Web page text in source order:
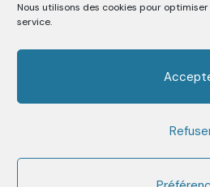
Nous utilisons des cookies pour
service.
ON A TESTÉ LE
CHER DE MADRID
Premier Media sur la Street Food
Facebook
Twitter Instagram